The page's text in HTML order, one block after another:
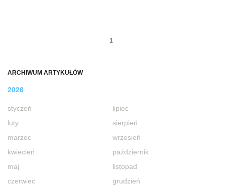
ARCHIWUM ARTYKUŁÓW
2026
styczeń
luty
marzec
kwiecień
maj
czerwiec
lipiec
sierpień
wrzesień
październik
listopad
grudzień
1